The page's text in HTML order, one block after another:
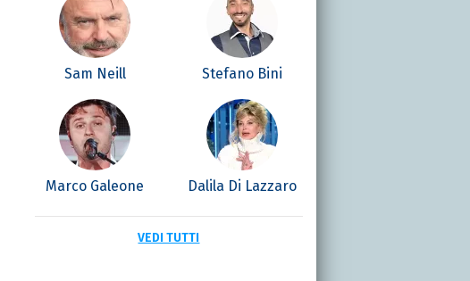
Sam Neill Stefano Bini
Marco Galeone Dalila Di Lazzaro
VEDI TUTTI